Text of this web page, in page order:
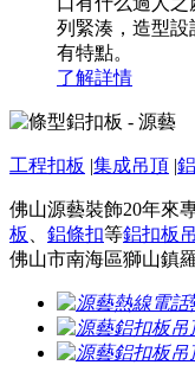
列緊湊，造型
有特點。
了解詳情
工程扣板 |集成吊頂 |
佛山源藝裝飾20年來
板
鋁條扣等鋁扣板
佛山市南海區獅山鎮